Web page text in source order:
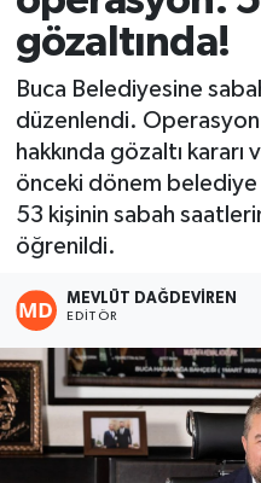
gözaltında!
Buca Belediyesine
düzenlendi. Operasyon
hakkında gözaltı
önceki dönem belediye
53 kişinin sabah
öğrenildi.
MEVLÜT DAĞDEVIREN
EDITÖR
İzmir
Sağlık
Siyaset
Magazin
Spor
Teknoloji
Tatil ve Seyahat
İzmir Trafik
Süper Lig Puan
Tüm Manşetler
Son Dakika Haberleri